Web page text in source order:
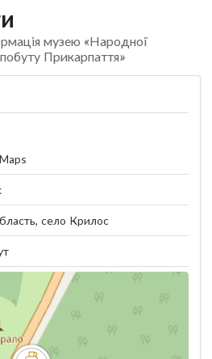
музею «Народної
Прикарпаття»
село Крилос